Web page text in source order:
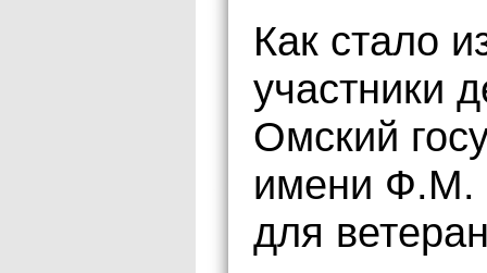
Как стало
участники
Омский
имени Ф.М.
для